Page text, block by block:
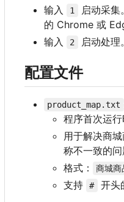
输入
1
启动采
的 Chrome 或
输入
2 启动处理。
配置文件
product_map.txt
程序首次运行
用于解决商
称不一致的问
格式：
商城商
支持
# 开头